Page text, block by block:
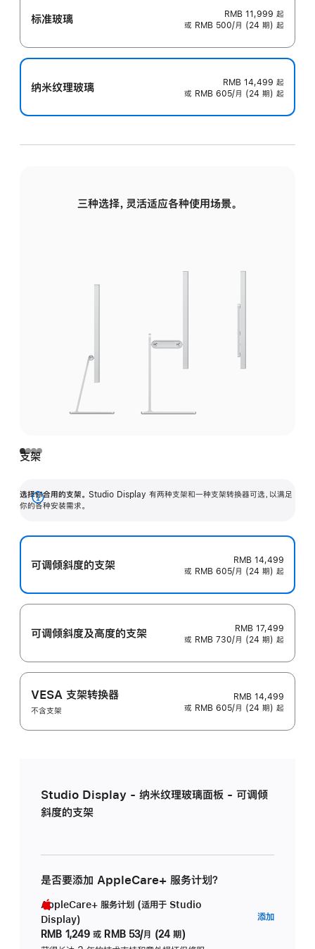
标准玻璃 RMB 11,999 起
或 RMB 500/月 (24 期) 起
纳米纹理玻璃 RMB 14,499 起
或 RMB 605/月 (24 期) 起
三种选择，灵活适应各种使用场景。
支架
选择你合用的支架。 Studio Display 有两种支架和一种支架转换器可选，以满足
你的各种安装需求。
展
可调倾斜度的支架
RMB 14,499
或 RMB 605/月 (24 期) 起
可调倾斜度及高‍度的支‍架
RMB 17,499
或 RMB 730/月 (24 期) 起
VESA 支架转换器
不含支架
RMB 14,499
或 RMB 605/月 (24 期) 起
Studio Display - 纳米纹理玻璃面板 - 可调倾
斜度的支架
是否要添加 AppleCare+ 服务计划？
AppleCare+ 服务计划 (适用于 Studio
Display)
RMB 1,249 或 RMB 53/月 (24 期)
添加